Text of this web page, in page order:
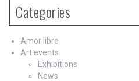
Categories
Amor libre
Art events
Exhibitions
News